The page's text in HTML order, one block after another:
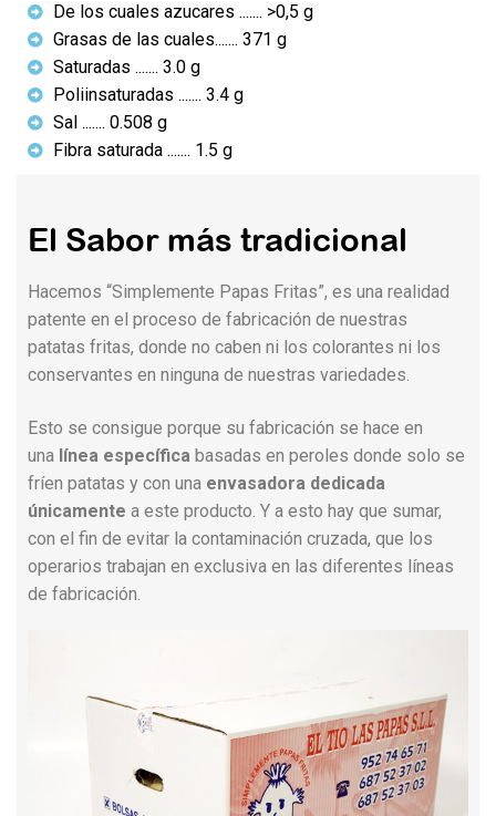
De los cuales azucares ....... >0,5 g
Grasas de las cuales....... 371 g
Saturadas ....... 3.0 g
Poliinsaturadas ....... 3.4 g
Sal ....... 0.508 g
Fibra saturada ....... 1.5 g
El Sabor más tradicional
Hacemos “Simplemente Papas Fritas”, es una realidad
patente en el proceso de fabricación de nuestras
patatas fritas, donde no caben ni los colorantes ni los
conservantes en ninguna de nuestras variedades.
Esto se consigue porque su fabricación se hace en
una línea específica basadas en peroles donde solo se
fríen patatas y con una envasadora dedicada
únicamente a este producto. Y a esto hay que sumar,
con el fin de evitar la contaminación cruzada, que los
operarios trabajan en exclusiva en las diferentes líneas
de fabricación.